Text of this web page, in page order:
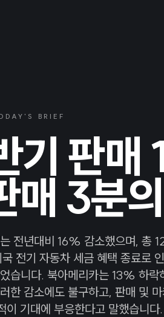
BRIEF
기 판
3분
전년대비 16% 감소했으며, 총
전기 자동차 세금 혜택 종료로
습니다. 북아메리카는 13% 하락
한 감소에도 불구하고, 판매 및
이 기대에 부응한다고 말했습니다.